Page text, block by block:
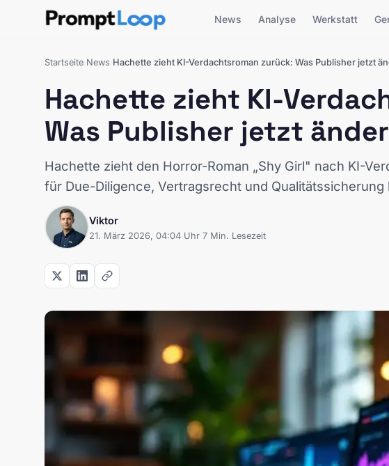
News Analyse Werkstatt
Startseite News Hachette zieht KI-Verdachtsroman zurück: Was Publisher jetzt
Hachette zieht KI-
Was Publisher jetzt
Hachette zieht den Horror-Roman „Shy Girl" nach KI-
für Due-Diligence, Vertragsrecht und Qualitätssicherung
Viktor
21. März 2026, 04:04 Uhr 7 Min. Lesezeit